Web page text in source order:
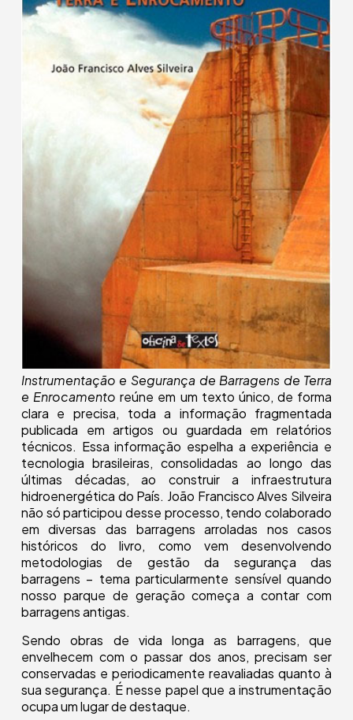
Instrumentação e Segurança de Barragens de Terra
e Enrocamento reúne em um texto único, de forma
clara e precisa, toda a informação fragmentada
publicada em artigos ou guardada em relatórios
técnicos. Essa informação espelha a experiência e
tecnologia brasileiras, consolidadas ao longo das
últimas décadas, ao construir a infraestrutura
hidroenergética do País. João Francisco Alves Silveira
não só participou desse processo, tendo colaborado
em diversas das barragens arroladas nos casos
históricos do livro, como vem desenvolvendo
metodologias de gestão da segurança das
barragens – tema particularmente sensível quando
nosso parque de geração começa a contar com
barragens antigas.
Sendo obras de vida longa as barragens, que
envelhecem com o passar dos anos, precisam ser
conservadas e periodicamente reavaliadas quanto à
sua segurança. É nesse papel que a instrumentação
ocupa um lugar de destaque.